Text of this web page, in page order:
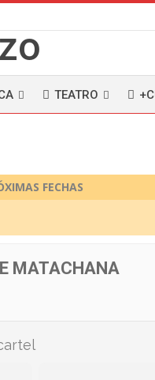
TEATRO
FECHAS
MATACHANA